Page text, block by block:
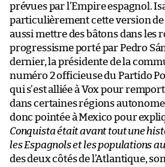
prévues par l’Empire espagnol.
particulièrement cette version de
aussi mettre des bâtons dans les
progressisme porté par Pedro
dernier, la présidente de la
numéro 2 officieuse du Partido
qui s’est alliée à Vox pour
dans certaines régions
donc pointée à Mexico pour
Conquista était avant tout une
les Espagnols et les populations
des deux côtés de l’Atlantique,